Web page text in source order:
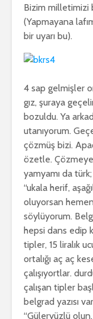
Bizim milletimizi
(Yapmayana
bir uyarı bu).
4 sap gelmişler
gız, şuraya
bozuldu. Ya
utanıyorum.
çözmüş bizi.
özetle.
yamyamı da
“ukala herif,
oluyorsan
söylüyorum.
hepsi dans edip
tipler, 15 liralık
ortalığı aç aç
çalışıyortlar.
çalışan tipler
belgrad yazısı
“Güleryüzlü